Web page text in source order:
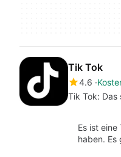
Tik Tok
4.6
Tik Tok:
Es ist
haben.